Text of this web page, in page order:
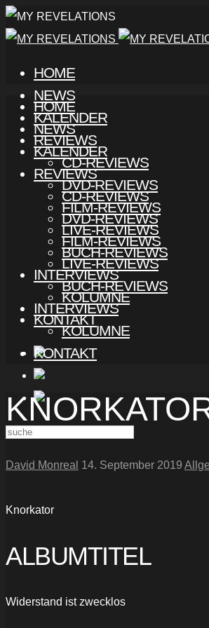
HOME
NEWS
KALENDER
REVIEWS
CD-REVIEWS
DVD-REVIEWS
FILM-REVIEWS
LIVE-REVIEWS
BUCH-REVIEWS
INTERVIEWS
KOLUMNE
KONTAKT
HOME
NEWS
KALENDER
REVIEWS
CD-REVIEWS
DVD-REVIEWS
FILM-REVIEWS
LIVE-REVIEWS
BUCH-REVIEWS
INTERVIEWS
KOLUMNE
KONTAKT
David Monreal 14. September 2019
Knorkator
ALBUMTITEL
Widerstand ist zwecklos